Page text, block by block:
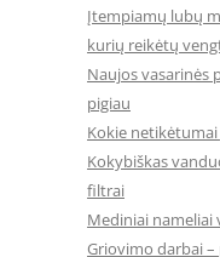
Įtempiamų lubų
kurių reikėtų
Naujos vasarinės
pigiau
Kokie
Kokybiškas
filtrai
Mediniai nameliai
Griovimo darbai –